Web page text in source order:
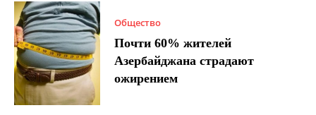
Общество
Почти 60% жителей
Азербайджана страдают
ожирением